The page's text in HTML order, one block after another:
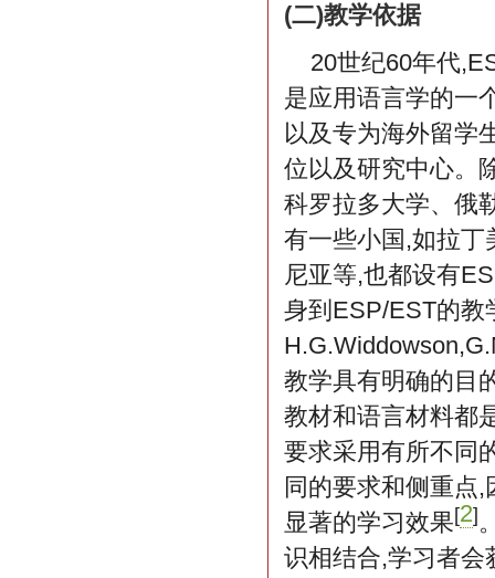
(二)教学依据
20世纪60年代
是应用语言学的一
以及专为海外留学
位以及研究中心。
科罗拉多大学、俄
有一些小国,如拉丁
尼亚等,也都设有
身到ESP/EST的教
教学具有明确的目
教材和语言材料都
要求采用有所不同
同的要求和侧重点
显著的学习效果[2]
识相结合,学习者会